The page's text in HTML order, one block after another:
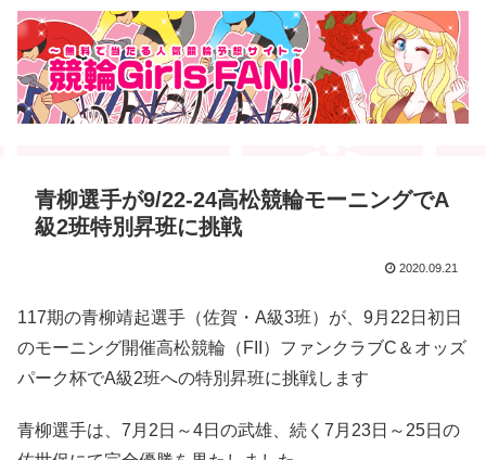
青柳選手が9/22-24高松競輪モーニングでA
級2班特別昇班に挑戦
2020.09.21
117期の青柳靖起選手（佐賀・A級3班）が、9月22日初日
のモーニング開催高松競輪（FII）ファンクラブC＆オッズ
パーク杯でA級2班への特別昇班に挑戦します
青柳選手は、7月2日～4日の武雄、続く7月23日～25日の